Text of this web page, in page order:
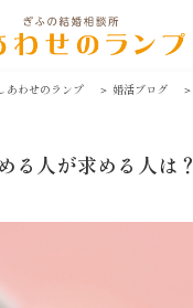
あわせのランプ ＞ 婚活ブログ ＞
る人が求める人は？